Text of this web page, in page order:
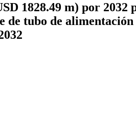
1828.49 m) por
de tubo de